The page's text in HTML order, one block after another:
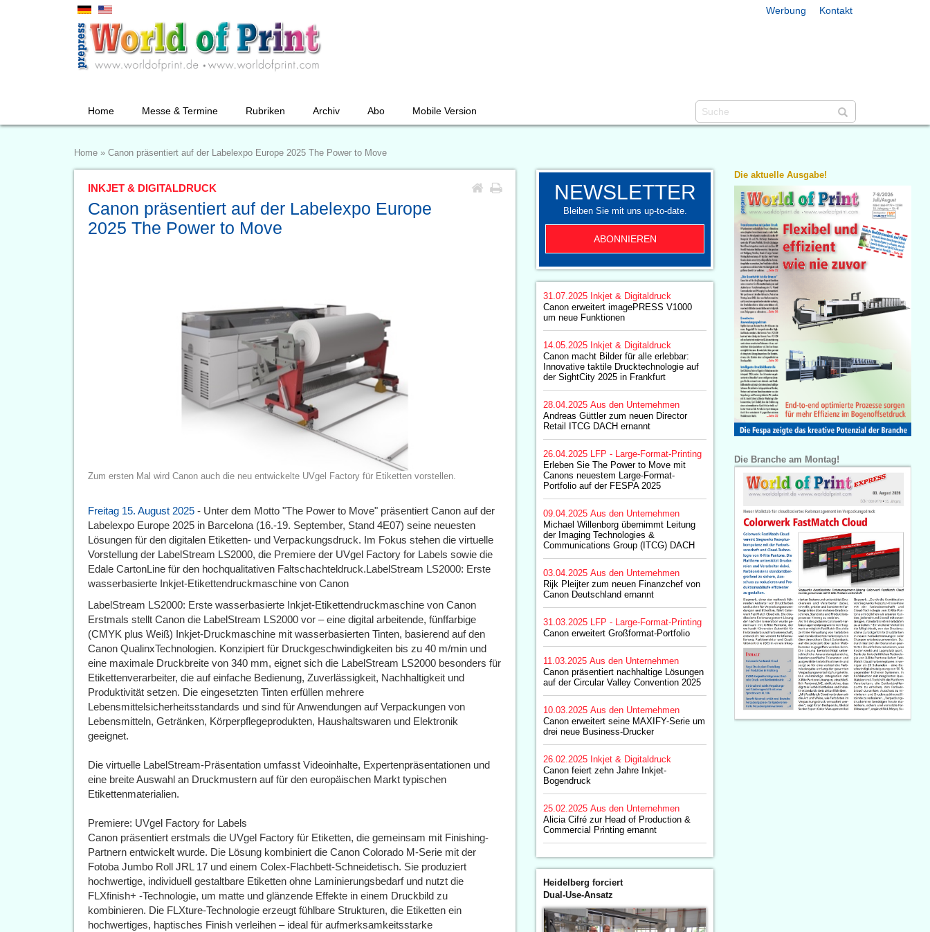
Werbung Kontakt
Home Messe & Termine Rubriken Archiv Abo Mobile Version
Home » Canon präsentiert auf der Labelexpo Europe 2025 The Power to Move
INKJET & DIGITALDRUCK
Canon präsentiert auf der Labelexpo Europe
2025 The Power to Move
Zum ersten Mal wird Canon auch die neu entwickelte UVgel Factory für Etiketten vorstellen.
Freitag 15. August 2025 - Unter dem Motto "The Power to Move" präsentiert Canon auf der
Labelexpo Europe 2025 in Barcelona (16.-19. September, Stand 4E07) seine neuesten
Lösungen für den digitalen Etiketten- und Verpackungsdruck. Im Fokus stehen die virtuelle
Vorstellung der LabelStream LS2000, die Premiere der UVgel Factory for Labels sowie die
Edale CartonLine für den hochqualitativen Faltschachteldruck.LabelStream LS2000: Erste
wasserbasierte Inkjet-Etikettendruckmaschine von Canon
LabelStream LS2000: Erste wasserbasierte Inkjet-Etikettendruckmaschine von Canon
Erstmals stellt Canon die LabelStream LS2000 vor – eine digital arbeitende, fünffarbige
(CMYK plus Weiß) Inkjet-Druckmaschine mit wasserbasierten Tinten, basierend auf den
Canon QualinxTechnologien. Konzipiert für Druckgeschwindigkeiten bis zu 40 m/min und
eine maximale Druckbreite von 340 mm, eignet sich die LabelStream LS2000 besonders für
Etikettenverarbeiter, die auf einfache Bedienung, Zuverlässigkeit, Nachhaltigkeit und
Produktivität setzen. Die eingesetzten Tinten erfüllen mehrere
Lebensmittelsicherheitsstandards und sind für Anwendungen auf Verpackungen von
Lebensmitteln, Getränken, Körperpflegeprodukten, Haushaltswaren und Elektronik
geeignet.
Die virtuelle LabelStream-Präsentation umfasst Videoinhalte, Expertenpräsentationen und
eine breite Auswahl an Druckmustern auf für den europäischen Markt typischen
Etikettenmaterialien.
Premiere: UVgel Factory for Labels
Canon präsentiert erstmals die UVgel Factory für Etiketten, die gemeinsam mit Finishing-
Partnern entwickelt wurde. Die Lösung kombiniert die Canon Colorado M-Serie mit der
Fotoba Jumbo Roll JRL 17 und einem Colex-Flachbett-Schneidetisch. Sie produziert
hochwertige, individuell gestaltbare Etiketten ohne Laminierungsbedarf und nutzt die
FLXfinish+ -Technologie, um matte und glänzende Effekte in einem Druckbild zu
kombinieren. Die FLXture-Technologie erzeugt fühlbare Strukturen, die Etiketten ein
hochwertiges, haptisches Finish verleihen – ideal für aufmerksamkeitsstarke
NEWSLETTER
Bleiben Sie mit uns up-to-date.
ABONNIEREN
31.07.2025 Inkjet & Digitaldruck
Canon erweitert imagePRESS V1000
um neue Funktionen
14.05.2025 Inkjet & Digitaldruck
Canon macht Bilder für alle erlebbar:
Innovative taktile Drucktechnologie auf
der SightCity 2025 in Frankfurt
28.04.2025 Aus den Unternehmen
Andreas Güttler zum neuen Director
Retail ITCG DACH ernannt
26.04.2025
LFP - Large-Format-Printing
Erleben Sie The Power to Move mit
Canons neuestem Large-Format-
Portfolio auf der FESPA 2025
09.04.2025 Aus den Unternehmen
Michael Willenborg übernimmt Leitung
der Imaging Technologies &
Communications Group (ITCG) DACH
03.04.2025 Aus den Unternehmen
Rijk Pleijter zum neuen Finanzchef von
Canon Deutschland ernannt
31.03.2025
LFP - Large-Format-Printing
Canon erweitert Großformat-Portfolio
11.03.2025 Aus den Unternehmen
Canon präsentiert nachhaltige Lösungen
auf der Circular Valley Convention 2025
10.03.2025 Aus den Unternehmen
Canon erweitert seine MAXIFY-Serie um
drei neue Business-Drucker
26.02.2025 Inkjet & Digitaldruck
Canon feiert zehn Jahre Inkjet-
Bogendruck
25.02.2025 Aus den Unternehmen
Alicia Cifré zur Head of Production &
Commercial Printing ernannt
Heidelberg forciert
Dual-Use-Ansatz
Die aktuelle Ausgabe!
Die Branche am Montag!